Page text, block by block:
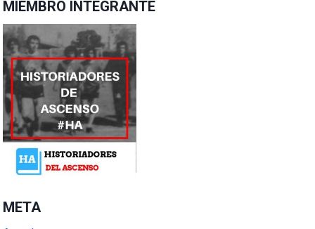
MIEMBRO INTEGRANTE
META